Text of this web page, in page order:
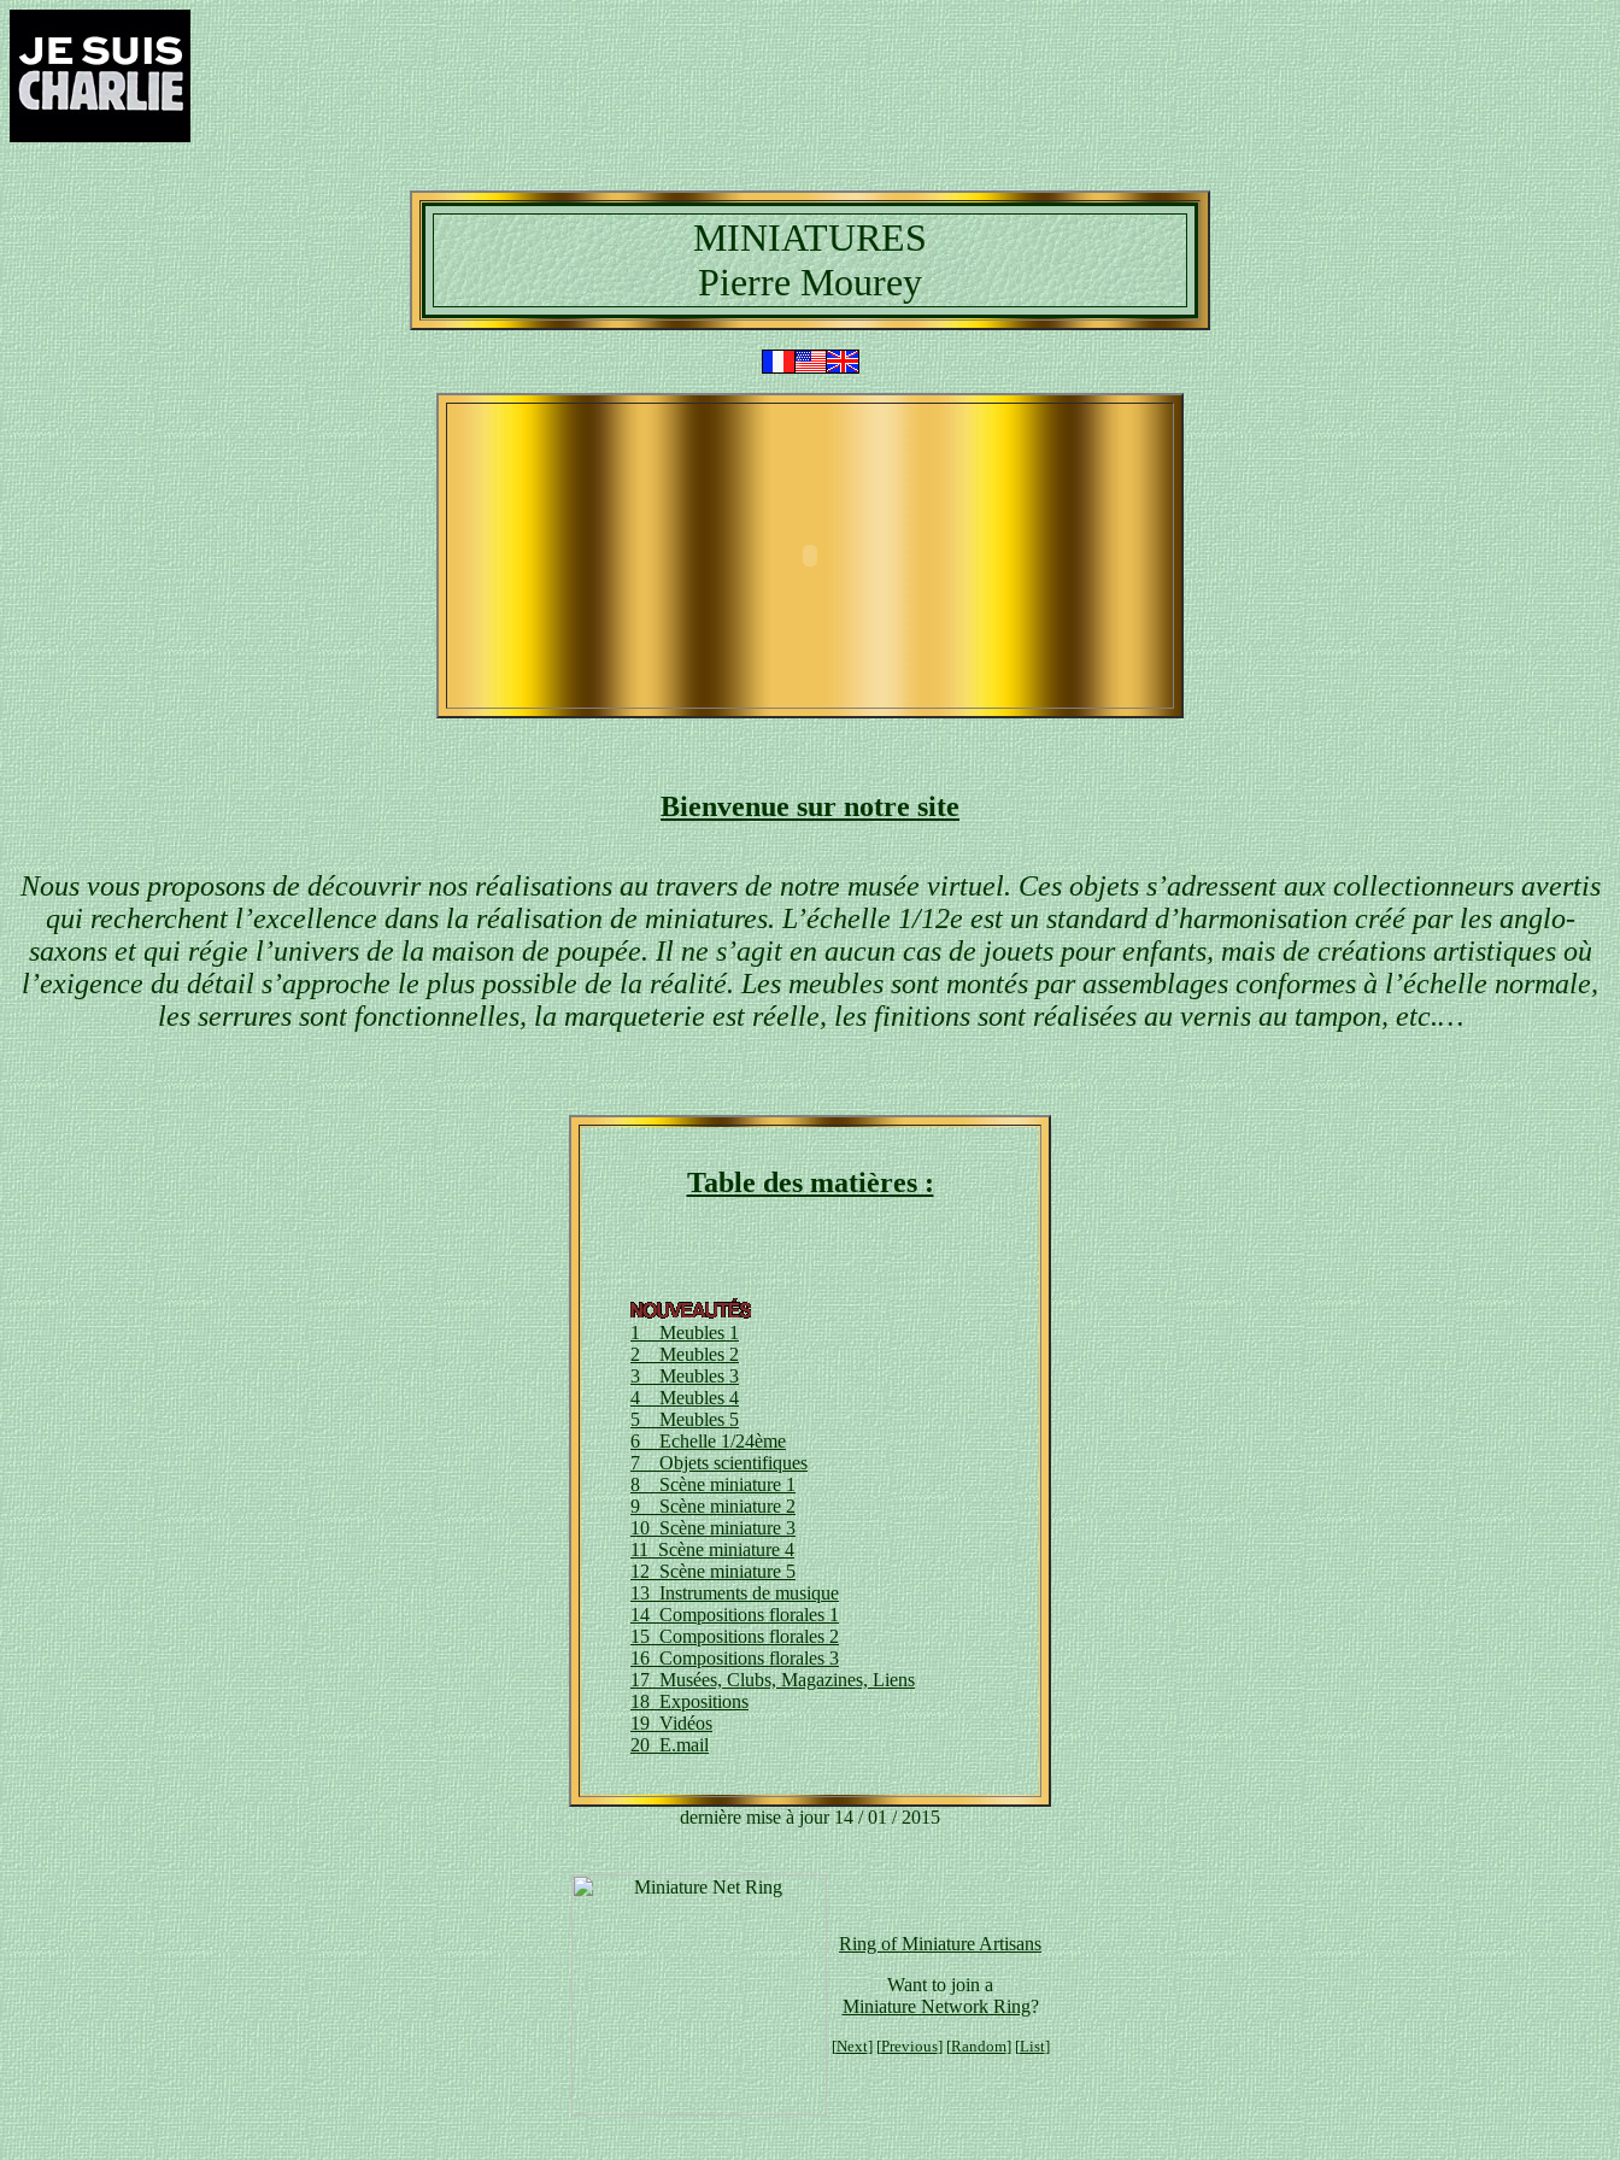
MINIATURES
Pierre Mourey
Bienvenue sur notre site
Nous vous proposons de découvrir nos réalisations au travers de notre musée virtuel. Ces objets s’adressent aux collectionneurs avertis
qui recherchent l’excellence dans la réalisation de miniatures. L’échelle 1/12e est un standard d’harmonisation créé par les anglo-
saxons et qui régie l’univers de la maison de poupée. Il ne s’agit en aucun cas de jouets pour enfants, mais de créations artistiques où
l’exigence du détail s’approche le plus possible de la réalité. Les meubles sont montés par assemblages conformes à l’échelle normale,
les serrures sont fonctionnelles, la marqueterie est réelle, les finitions sont réalisées au vernis au tampon, etc.…
Table des matières :
1 Meubles 1
2 Meubles 2
3 Meubles 3
4 Meubles 4
5 Meubles 5
6 Echelle 1/24ème
7 Objets scientifiques
8 Scène miniature 1
9 Scène miniature 2
10 Scène miniature 3
11 Scène miniature 4
12 Scène miniature 5
13 Instruments de musique
14 Compositions florales 1
15 Compositions florales 2
16 Compositions florales 3
17 Musées, Clubs, Magazines, Liens
18 Expositions
19 Vidéos
20 E.mail
dernière mise à jour 14 / 01 / 2015
Ring of Miniature Artisans
Want to join a
Miniature Network Ring?
[Next] [Previous] [Random] [List]